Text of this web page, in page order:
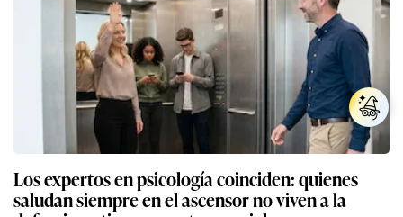
Los expertos en psicología coinciden: quienes
saludan siempre en el ascensor no viven a la